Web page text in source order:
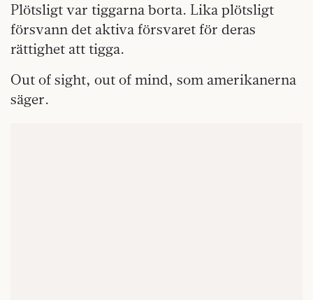
Plötsligt var tiggarna borta. Lika plötsligt
försvann det aktiva försvaret för deras
rättighet att tigga.
Out of sight, out of mind, som amerikanerna
säger.